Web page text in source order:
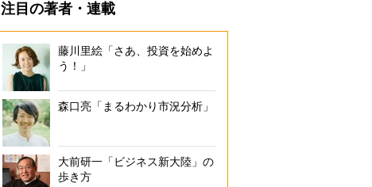
注目の著者・連載
藤川里絵「さあ、投資を始めよ
う！」
森口亮「まるわかり市況分析」
大前研一「ビジネス新大陸」の
歩き方